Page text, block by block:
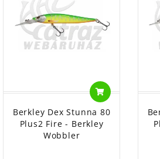
Berkley Dex Stunna 80
Plus2 Fire - Berkley
Wobbler